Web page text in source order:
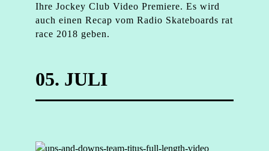
Ihre Jockey Club Video Premiere. Es wird
auch einen Recap vom Radio Skateboards rat
race 2018 geben.
05. JULI